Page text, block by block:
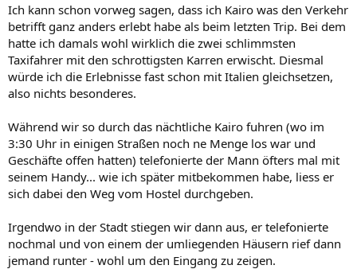
Ich kann schon vorweg sagen, dass ich Kairo was den Verkehr
betrifft ganz anders erlebt habe als beim letzten Trip. Bei dem
hatte ich damals wohl wirklich die zwei schlimmsten
Taxifahrer mit den schrottigsten Karren erwischt. Diesmal
würde ich die Erlebnisse fast schon mit Italien gleichsetzen,
also nichts besonderes.
Während wir so durch das nächtliche Kairo fuhren (wo im
3:30 Uhr in einigen Straßen noch ne Menge los war und
Geschäfte offen hatten) telefonierte der Mann öfters mal mit
seinem Handy... wie ich später mitbekommen habe, liess er
sich dabei den Weg vom Hostel durchgeben.
Irgendwo in der Stadt stiegen wir dann aus, er telefonierte
nochmal und von einem der umliegenden Häusern rief dann
jemand runter - wohl um den Eingang zu zeigen.